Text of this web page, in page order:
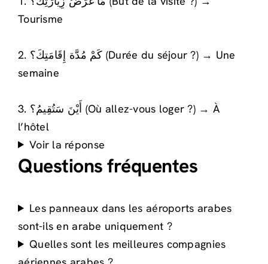
Tourisme
2. كَمْ مُدَّة إِقَامَتِكَ؟ (Durée du séjour ?) → Une
semaine
3. أَيْنَ سَتُقِيمُ؟ (Où allez-vous loger ?) → À
l’hôtel
Voir la réponse
Questions fréquentes
Les panneaux dans les aéroports arabes
sont-ils en arabe uniquement ?
Quelles sont les meilleures compagnies